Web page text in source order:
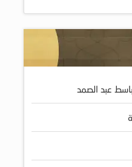
عبد الصمد